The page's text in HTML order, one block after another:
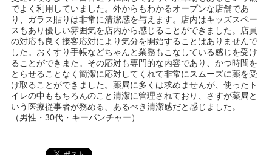
でよく利用していました。外からもわかるオープンな店舗であ
り、ガラス貼りは非常に清潔感を与えます。店内はキッズスペー
スもあり優しい雰囲気を店内から感じることができました。店員
の対応も良く接客応対により気分を開始することはありませんで
した。おくすり手帳などちゃんと業務もこなしている感じを受け
ることができまた。その応対も専門的な内容であり、かつ時間を
とらせることなく簡潔に応対してくれて非常にスムーズに薬を受
け取ることができました。薬局に多くは求めませんが、使ったト
イレの中ももちろんのこと清潔に管理されており、さすが薬局と
いう医療従事者が務める、あるべき清潔感だと感じました。
（男性・30代・キーパンチャー）